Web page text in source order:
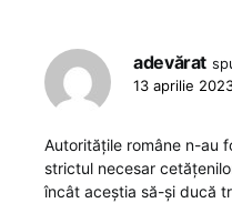
adevărat
13 aprilie
Autoritățile române n-au
strictul necesar
încât aceștia să-și ducă